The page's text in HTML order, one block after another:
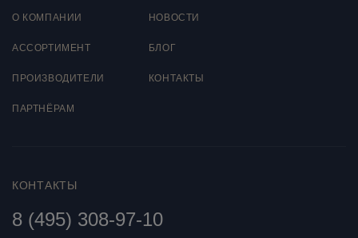
О КОМПАНИИ
AССОРТИМЕНТ
ПРОИЗВОДИТЕЛИ
ПАРТНЁРАМ
НОВОСТИ
БЛОГ
КОНТАКТЫ
КОНТАКТЫ
8 (495) 308-97-10